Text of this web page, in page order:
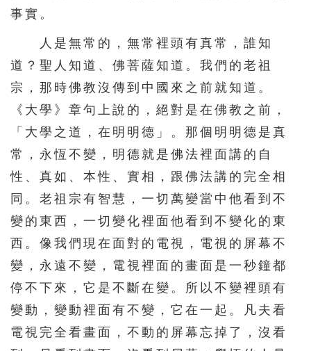
431
441 442 443 444 445
446 447 448 449
451 452 453 454 455
456 457 458 459 460
466 467 468 469 470
471 472 473 474 475
476 477 478 479 480
481 482 483 484 485
486 487 488 489 490
494
事實。
人是無常的，無常裡頭有真常，誰知
道？聖人知道、佛菩薩知道。我們的老祖
宗，那時佛教沒傳到中國來之前就知道。
《大學》章句上說的，絕對是在佛教之前，
「大學之道，在明明德」。那個明明德是真
常，永恆不變，明德就是佛法裡面講的自
性、真如、本性、實相，跟佛法講的完全相
同。老祖宗有智慧，一切萬變當中他看到不
變的東西，一切變化裡面他看到不變化的東
西。像我們現在面對的電視，電視的屏幕不
變，永遠不變，電視裡面的畫面是一秒鐘都
停不下來，它是不斷在變。所以不變裡頭有
變動，變動裡面有不變，它在一起。凡夫看
電視完全看畫面，不動的屏幕忘掉了，沒看